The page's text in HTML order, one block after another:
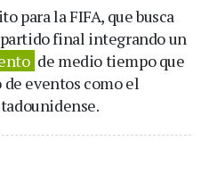
para la FIFA, que busca
final integrando un
de medio tiempo que
eventos como el